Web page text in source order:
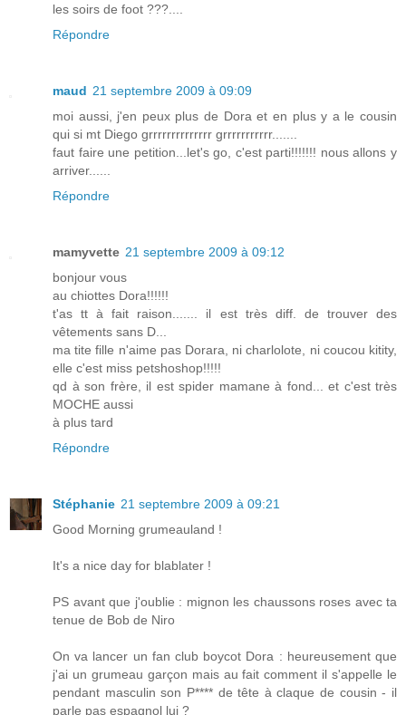
les soirs de foot ???....
Répondre
maud 21 septembre 2009 à 09:09
moi aussi, j'en peux plus de Dora et en plus y a le cousin
qui si mt Diego grrrrrrrrrrrrrr grrrrrrrrrrr.......
faut faire une petition...let's go, c'est parti!!!!!!! nous allons y
arriver......
Répondre
mamyvette 21 septembre 2009 à 09:12
bonjour vous
au chiottes Dora!!!!!!
t'as tt à fait raison....... il est très diff. de trouver des
vêtements sans D...
ma tite fille n'aime pas Dorara, ni charlolote, ni coucou kitity,
elle c'est miss petshoshop!!!!!
qd à son frère, il est spider mamane à fond... et c'est très
MOCHE aussi
à plus tard
Répondre
Stéphanie 21 septembre 2009 à 09:21
Good Morning grumeauland !
It's a nice day for blablater !
PS avant que j'oublie : mignon les chaussons roses avec ta
tenue de Bob de Niro
On va lancer un fan club boycot Dora : heureusement que
j'ai un grumeau garçon mais au fait comment il s'appelle le
pendant masculin son P**** de tête à claque de cousin - il
parle pas espagnol lui ?